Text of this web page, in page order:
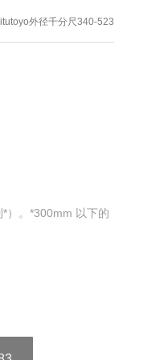
外径千分尺340-523
）。*300mm 以下的